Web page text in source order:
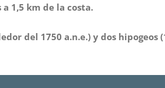
1,5 km de la costa.
del 1750 a.n.e.) y dos